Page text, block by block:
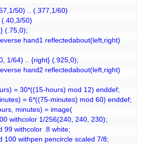
50) .. (.377,1/60)
50)
(.75,0);
hand1 reflectedabout(left,right)
1/64) .. {right} (.925,0);
hand2 reflectedabout(left,right)
= 30*((15-hours) mod 12) enddef;
= 6*((75-minutes) mod 60) enddef;
minutes) = image(
withcolor 1/256(240, 240, 230);
99 withcolor .8 white;
100 withpen pencircle scaled 7/8;